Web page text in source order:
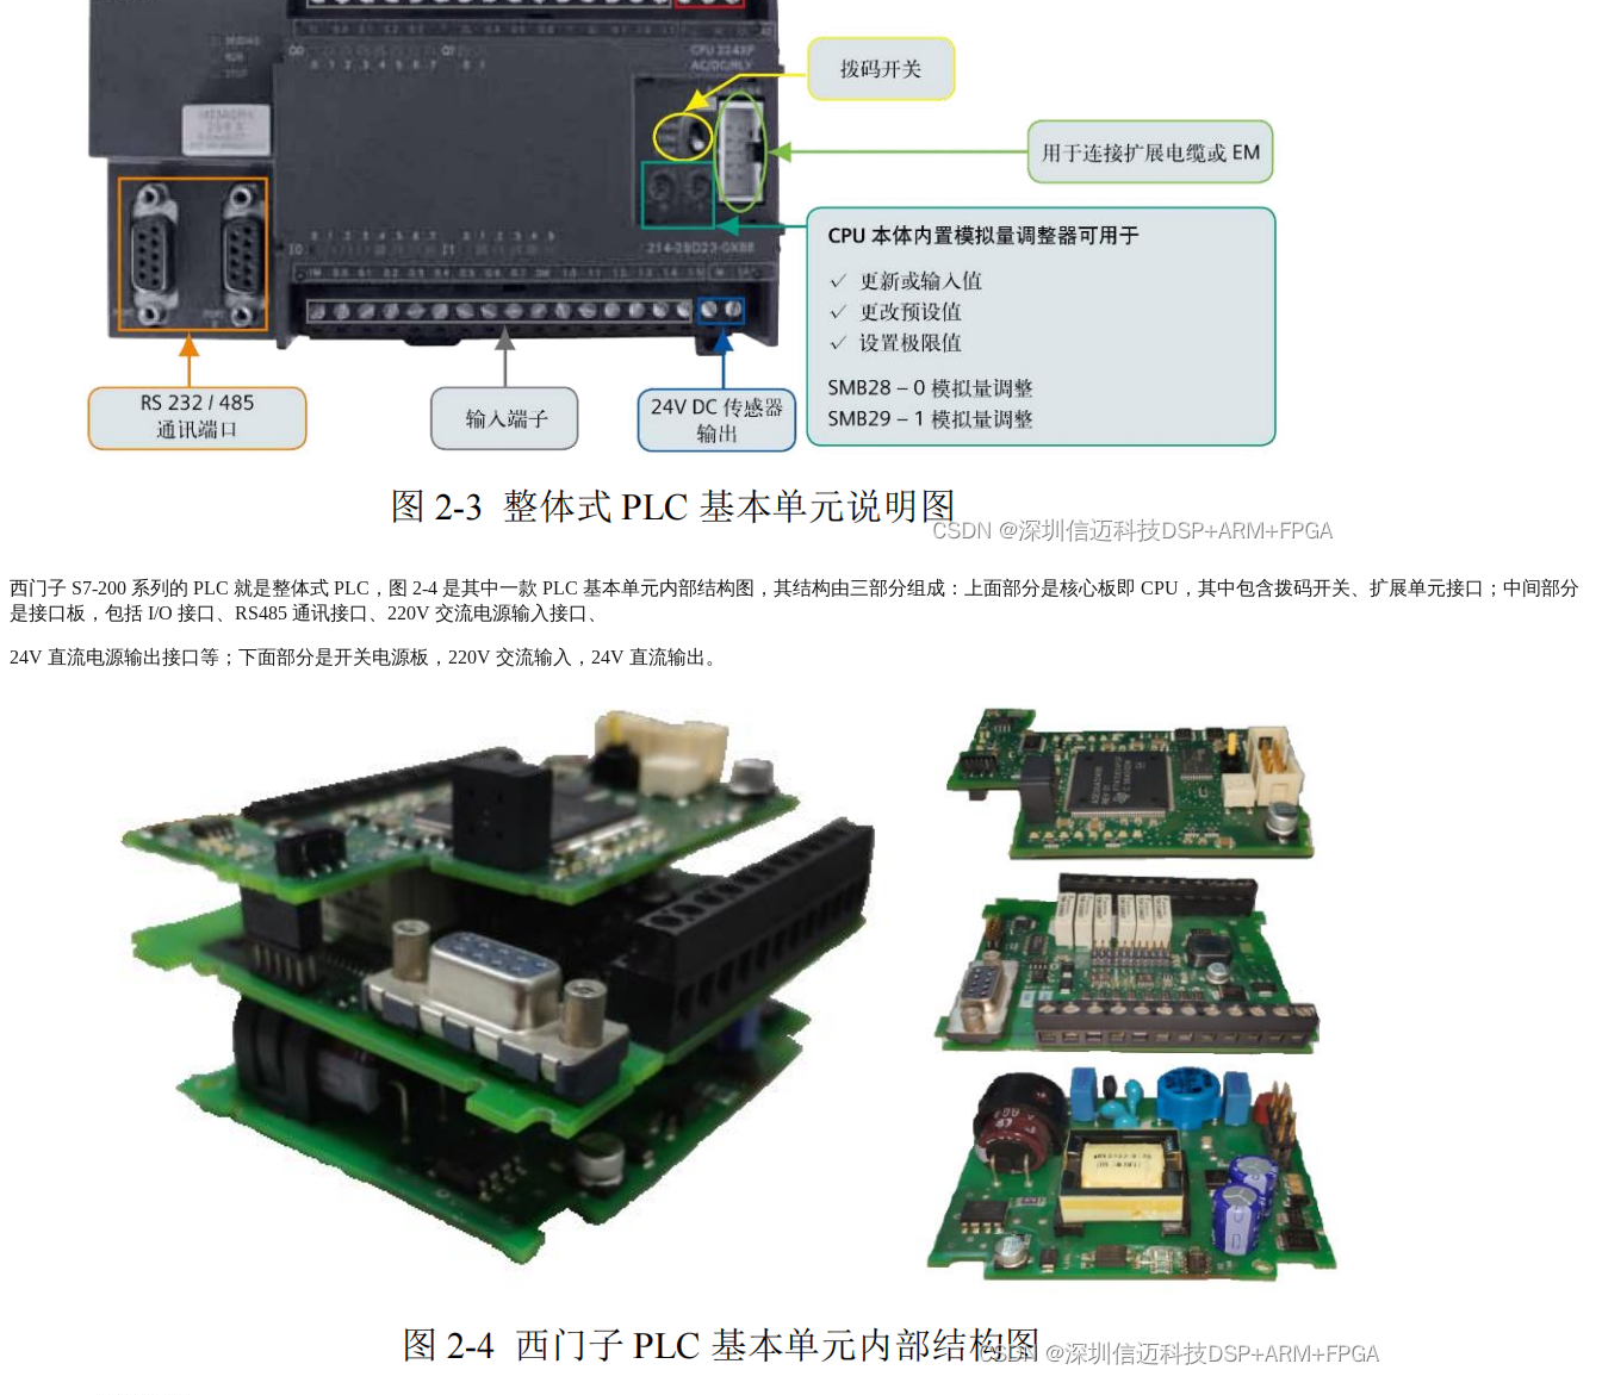
西门子 S7-200 系列的 PLC 就是整体式 PLC，图 2-4 是其中一款 PLC 基本单元内部结构图，其结构由三部分组成：上面部分是核心板即 CPU，其中包含拨码开关、扩展单元接口；中间部分
是接口板，包括 I/O 接口、RS485 通讯接口、220V 交流电源输入接口、
24V 直流电源输出接口等；下面部分是开关电源板，220V 交流输入，24V 直流输出。